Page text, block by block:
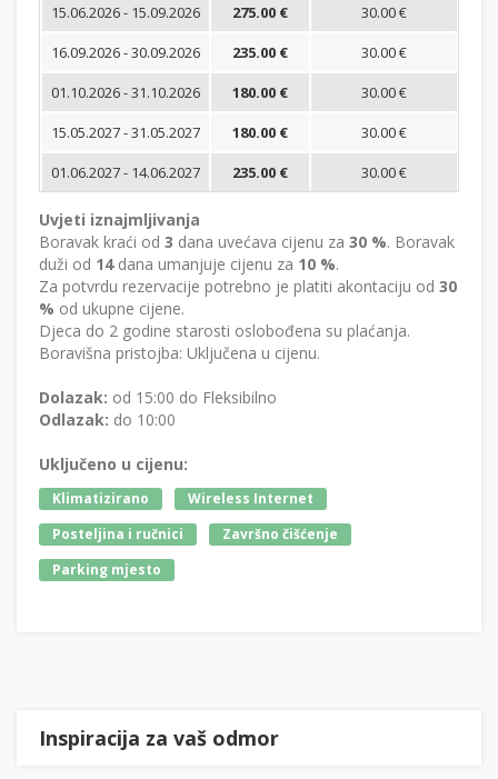
15.06.2026 - 15.09.2026
275.00 €
30.00 €
16.09.2026 - 30.09.2026
235.00 €
30.00 €
01.10.2026 - 31.10.2026
180.00 €
30.00 €
15.05.2027 - 31.05.2027
180.00 €
30.00 €
01.06.2027 - 14.06.2027
235.00 € 30.00 €
Uvjeti iznajmljivanja
Boravak kraći od 3 dana uvećava cijenu za 30 %. Boravak
duži od 14dana umanjuje cijenu za 10 %.
Za potvrdu rezervacije potrebno je platiti akontaciju od 30
% od ukupne cijene.
Djeca do 2 godine starosti oslobođena su plaćanja.
Boravišna pristojba: Uključena u cijenu.
Dolazak: od 15:00 do Fleksibilno
Odlazak: do 10:00
Uključeno u cijenu:
Klimatizirano
Wireless Internet
Posteljina i ručnici
Završno čišćenje
Parking mjesto
Inspiracija za vaš odmor